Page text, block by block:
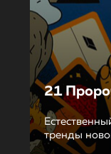
21
тренды